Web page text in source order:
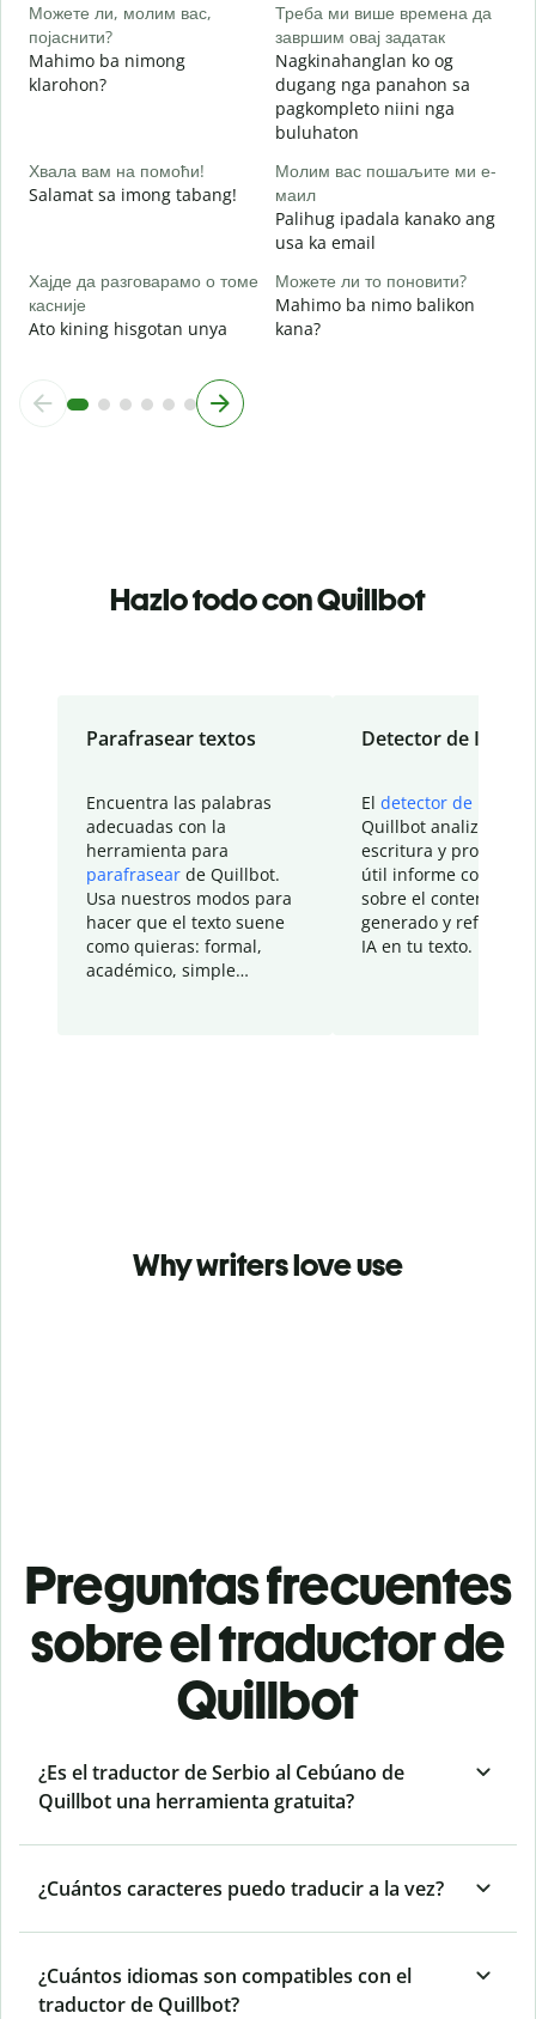
Можете ли, молим вас,
појаснити?
Mahimo ba nimong
klarohon?
Треба ми више времена да
завршим овај задатак
Nagkinahanglan ko og
dugang nga panahon sa
pagkompleto niini nga
buluhaton
Хвала вам на помоћи!
Salamat sa imong tabang!
Молим вас пошаљите ми е-
маил
Palihug ipadala kanako ang
usa ka email
Хајде да разговарамо о томе
касније
Ato kining hisgotan unya
Можете ли то поновити?
Mahimo ba nimo balikon
kana?
Hazlo todo con Quillbot
Parafrasear textos
Encuentra las palabras
adecuadas con la
herramienta para
parafrasear de Quillbot.
Usa nuestros modos para
hacer que el texto suene
como quieras: formal,
académico, simple…
Detector de IA
El detector de IA
Quillbot analiza tu
escritura y
útil informe con
sobre el contenido
generado y refinado
IA en tu texto.
Why writers love use
Preguntas frecuentes
sobre el traductor de
Quillbot
¿Es el traductor de Serbio al Cebúano de
Quillbot una herramienta gratuita?
¿Cuántos caracteres puedo traducir a la vez?
¿Cuántos idiomas son compatibles con el
traductor de Quillbot?